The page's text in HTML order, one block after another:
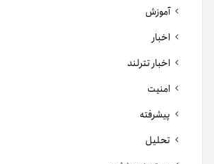
آموزش
اخبار
اخبار تترلند
امنیت
پیشرفته
تحلیل